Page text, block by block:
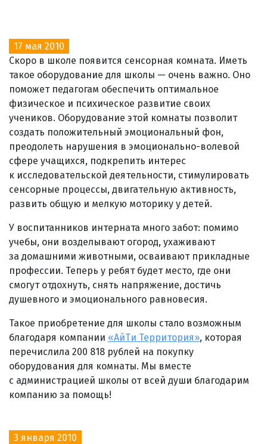
17 мая 2010
Скоро в школе появится сенсорная комната. Иметь
такое оборудование для школы — очень важно. Оно
поможет педагогам обеспечить оптимальное
физическое и психическое развитие своих
учеников. Оборудование этой комнаты позволит
создать положительный эмоциональный фон,
преодолеть нарушения в эмоционально-волевой
сфере учащихся, подкрепить интерес
к исследовательской деятельности, стимулировать
сенсорные процессы, двигательную активность,
развить общую и мелкую моторику у детей.
У воспитанников интерната много забот: помимо
учебы, они возделывают огород, ухаживают
за домашними животными, осваивают прикладные
профессии. Теперь у ребят будет место, где они
смогут отдохнуть, снять напряжение, достичь
душевного и эмоционального равновесия.
Такое приобретение для школы стало возможным
благодаря компании «АйТи Территория», которая
перечислила 200 818 рублей на покупку
оборудования для комнаты. Мы вместе
с администрацией школы от всей души благодарим
компанию за помощь!
3 января 2010